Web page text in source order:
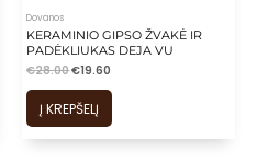
Dovanos
KERAMINIO GIPSO ŽVAKĖ IR
PADĖKLIUKAS DEJA VU
€28.00€19.60
Į KREPŠELĮ